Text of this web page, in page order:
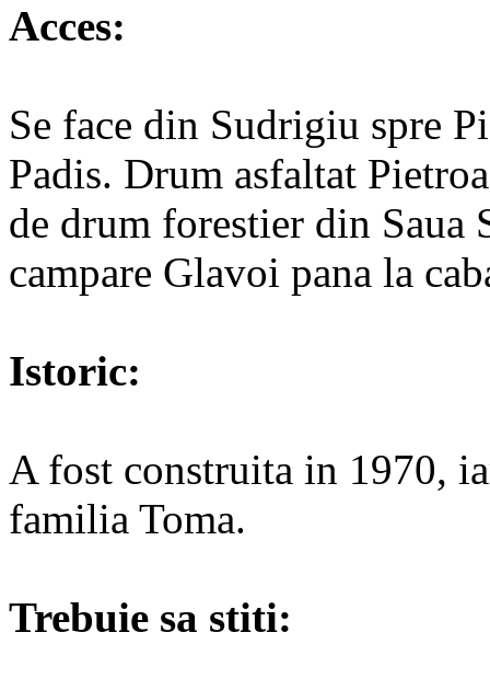
Acces:
Se face din Sudrigiu spre
Padis. Drum asfaltat
de drum forestier din Saua
campare Glavoi pana la
Istoric:
A fost construita in 1970,
familia Toma.
Trebuie sa stiti: